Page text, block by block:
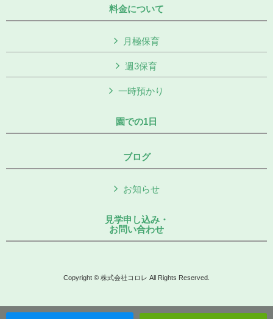
料金について
月極保育
週3保育
一時預かり
園での1日
ブログ
お知らせ
見学申し込み・
お問い合わせ
Copyright © 株式会社コロレ All Rights Reserved.